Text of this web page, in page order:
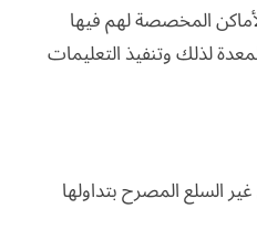
المخصصة لهم فيها
لذلك وتنفيذ التعليمات
السلع المصرح بتداولها